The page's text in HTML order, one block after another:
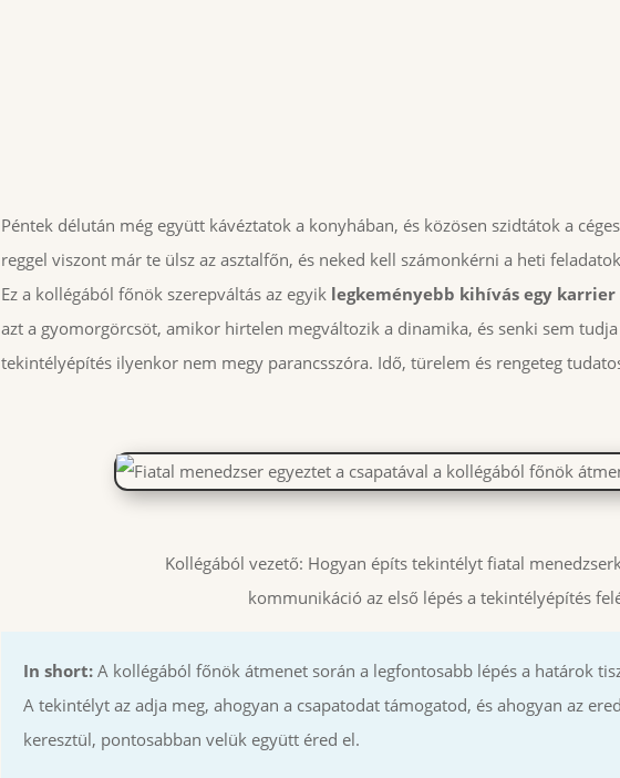
Péntek délután még együtt kávéztatok a konyhában, és közösen szidtátok a
reggel viszont már te ülsz az asztalfőn, és neked kell számonkérni a heti
Ez a kollégából főnök szerepváltás az egyik legkeményebb kihívás egy karrier
azt a gyomorgörcsöt, amikor hirtelen megváltozik a dinamika, és senki sem
tekintélyépítés ilyenkor nem megy parancsszóra. Idő, türelem és rengeteg
Kollégából vezető: Hogyan építs tekintélyt fiatal
kommunikáció az első lépés a tekintélyépítés
In short:A kollégából főnök átmenet során a legfontosabb lépés a határok
A tekintélyt az adja meg, ahogyan a csapatodat támogatod, és ahogyan az
keresztül, pontosabban velük együtt éred el.